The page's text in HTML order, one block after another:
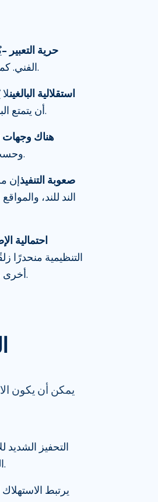
حرية التعبير –
الفني. كما أن الرقابة تنتهك حق الفرد في الوصول إلى المحتوى القانوني.
استقلالية البالغين
أن يتمتع البالغون بالحق في اتخاذ قراراتهم الشخصية بشأن المواد الإباحية.
هناك وجهات
وحسب السياق الثقافي والديني، قد تُعتبر المادة نفسها فنًا أو فاحشة.
صعوبة التنفيذ إن
الند للند،
احتمالية
التنظيمية منحدرًا
أخرى من الإنترنت، مما يؤدي إلى فقدان الحرية والخصوصية الرقمية.
يمكن أن يكون
التحفيز الشديد
الدماغ تؤدي إلى تصاعد المحتوى وتكرار مشاهدة المواد الإباحية.
يرتبط الاستهلاك